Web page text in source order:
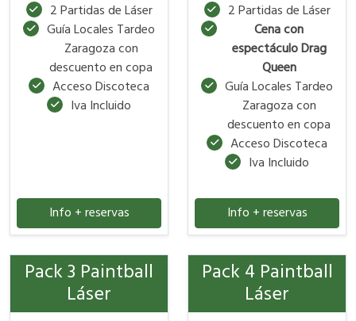
2 Partidas de Láser
Guía Locales Tardeo
Zaragoza con
descuento en copa
Acceso Discoteca
Iva Incluido
Info + reservas
2 Partidas de Láser
Cena con
espectáculo Drag
Queen
Guía Locales Tardeo
Zaragoza con
descuento en copa
Acceso Discoteca
Iva Incluido
Info + reservas
Pack 3 Paintball
Láser
Pack 4 Paintball
Láser